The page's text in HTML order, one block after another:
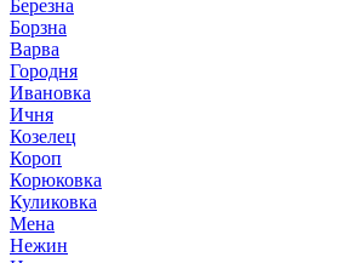
Березна
Борзна
Варва
Городня
Ивановка
Ичня
Козелец
Короп
Корюковка
Куликовка
Мена
Нежин